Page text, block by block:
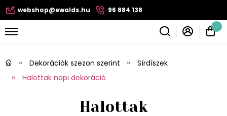
webshop@ewalds.hu 96 884 138
Dekorációk szezon szerint
Sírdíszek
Halottak napi dekoráció
Halottak